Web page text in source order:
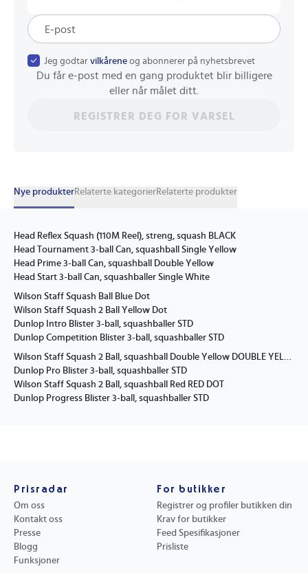
Jeg godtar vilkårene og abonnerer på nyhetsbrevet
Du får e-post med en gang produktet blir billigere
eller når målet ditt.
REGISTRER DEG FOR VARSEL
Nye produkterRelaterte kategorierRelaterte produkter
Head Reflex Squash (110M Reel), streng, squash BLACK
Head Tournament 3-ball Can, squashball Single Yellow
Head Prime 3-ball Can, squashball Double Yellow
Head Start 3-ball Can, squashballer Single White
Wilson Staff Squash Ball Blue Dot
Wilson Staff Squash 2 Ball Yellow Dot
Dunlop Intro Blister 3-ball, squashballer STD
Dunlop Competition Blister 3-ball, squashballer STD
Wilson Staff Squash 2 Ball, squashball Double Yellow DOUBLE YELLOW DOT
Dunlop Pro Blister 3-ball, squashballer STD
Wilson Staff Squash 2 Ball, squashball Red RED DOT
Dunlop Progress Blister 3-ball, squashballer STD
Prisradar
Om oss
Kontakt oss
Presse
Blogg
Funksjoner
For butikker
Registrer og profiler butikken din
Krav for butikker
Feed Spesifikasjoner
Prisliste